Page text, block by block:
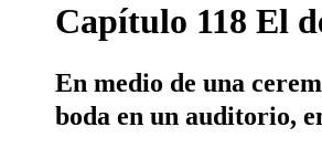
Capítulo 118 El
En medio de una
boda en un auditorio,